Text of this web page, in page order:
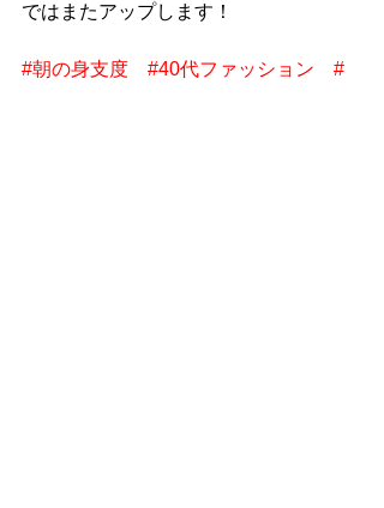
ではまたアップします！
#朝の身支度 #40代ファッション
#